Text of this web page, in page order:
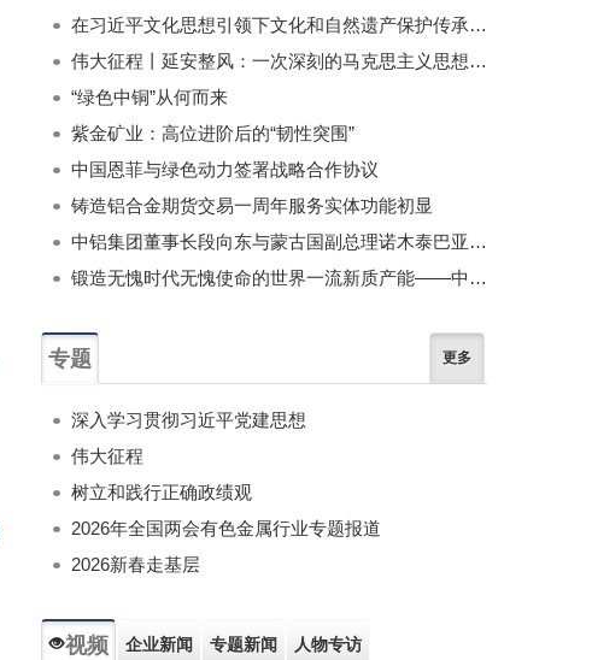
在习近平文化思想引领下文化和自然遗产保护传承利用工作开创新局面
伟大征程丨延安整风：一次深刻的马克思主义思想教育运动
“绿色中铜”从何而来
紫金矿业：高位进阶后的“韧性突围”
中国恩菲与绿色动力签署战略合作协议
铸造铝合金期货交易一周年服务实体功能初显
中铝集团董事长段向东与蒙古国副总理诺木泰巴亚尔举行会谈
锻造无愧时代无愧使命的世界一流新质产能——中国有色金属工业的战略应对与破局之道（二）
专题 更多
深入学习贯彻习近平党建思想
伟大征程
树立和践行正确政绩观
2026年全国两会有色金属行业专题报道
2026新春走基层
视频 企业新闻 专题新闻 人物专访